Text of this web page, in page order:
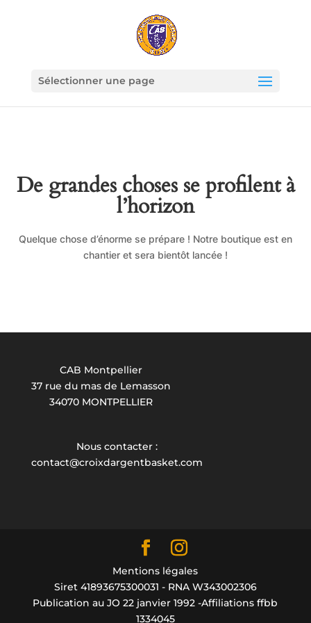
Sélectionner une page
De grandes choses se profilent à
l’horizon
Quelque chose d’énorme se prépare ! Notre boutique est en
chantier et sera bientôt lancée !
CAB Montpellier
37 rue du mas de Lemasson
34070 MONTPELLIER
Nous contacter :
contact@croixdargentbasket.com
Mentions légales
Siret 41893675300031 - RNA W343002306
Publication au JO 22 janvier 1992 -Affiliations ffbb
1334045